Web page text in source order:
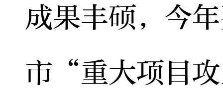
成果丰硕，今
市“重大项目